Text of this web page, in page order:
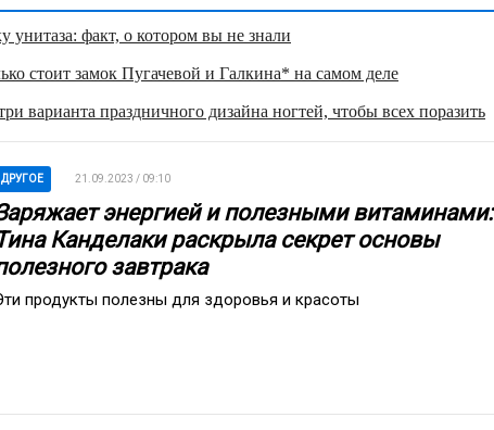
факт, о котором вы не знали
стоит замок Пугачевой и Галкина* на самом деле
праздничного дизайна ногтей, чтобы всех поразить
ДРУГОЕ 21.09.2023 / 09:10
энергией и полезными витаминами:
Канделаки раскрыла секрет основы
завтрака
продукты полезны для здоровья и красоты